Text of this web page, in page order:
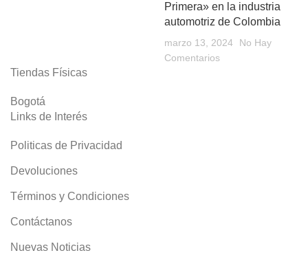
Primera» en la industria
automotriz de Colombia
marzo 13, 2024
No Hay
Comentarios
Tiendas Físicas
Bogotá
Links de Interés
Politicas de Privacidad
Devoluciones
Términos y Condiciones
Contáctanos
Nuevas Noticias